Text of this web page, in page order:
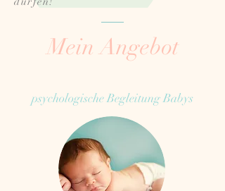
Mein Angebot
psychologische Begleitung Babys